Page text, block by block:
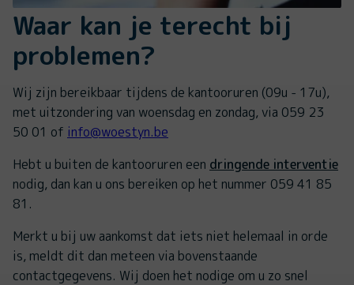
Waar kan je terecht bij
problemen?
Wij zijn bereikbaar tijdens de kantooruren (09u - 17u),
met uitzondering van woensdag en zondag, via 059 23
50 01 of info@woestyn.be
Hebt u buiten de kantooruren een dringende interventie
nodig, dan kan u ons bereiken op het nummer 059 41 85
81.
Merkt u bij uw aankomst dat iets niet helemaal in orde
is, meldt dit dan meteen via bovenstaande
contactgegevens. Wij doen het nodige om u zo snel